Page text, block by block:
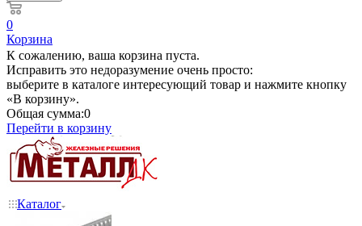
0
Корзина
К сожалению, ваша корзина пуста.
Исправить это недоразумение очень просто:
выберите в каталоге интересующий товар и нажмите кнопку
«В корзину».
Общая сумма:0
Перейти в корзину
Каталог